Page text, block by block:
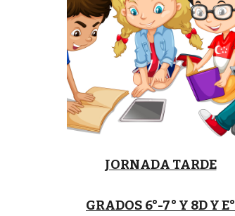
JORNADA TARDE
GRADOS 6°-7° Y 8D Y E°